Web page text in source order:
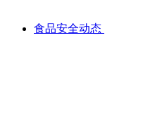
食品安全动态